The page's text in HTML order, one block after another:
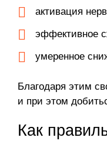
активация
эффективное
умеренное
Благодаря этим
и при этом
Как